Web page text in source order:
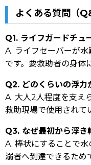
よくある質問（
Q1. ライフガードチュ
A. ライフセーバーが
です。要救助者の身体
Q2. どのくらいの浮力
A. 大人2人程度を支え
救助現場で使用されて
Q3. なぜ最初から浮き
A. 棒状にすることで水
溺者へ到達できるため